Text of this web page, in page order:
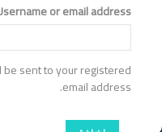
or email address
sent to your registered
email address.